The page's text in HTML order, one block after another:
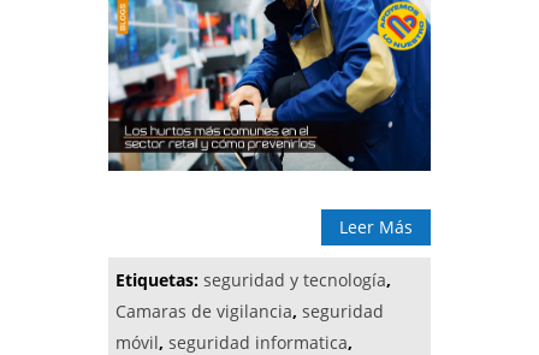
Leer Más
Etiquetas: seguridad y tecnología,
Camaras de vigilancia, seguridad
móvil, seguridad informatica,